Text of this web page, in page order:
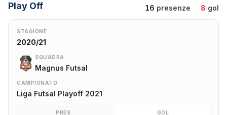
Play Off 16 presenze · 8 gol
STAGIONE
2020/21
SQUADRA
Magnus Futsal
CAMPIONATO
Liga Futsal Playoff 2021
PRES. GOL